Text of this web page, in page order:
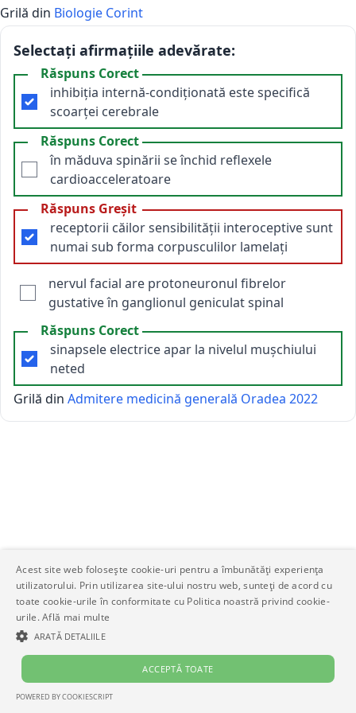
Grilă din Biologie Corint
Selectați afirmațiile adevărate:
Răspuns Corect
inhibiția internă-condiționată este specifică
scoarței cerebrale
Răspuns Corect
în măduva spinării se închid reflexele
cardioacceleratoare
Răspuns Greșit
receptorii căilor sensibilității interoceptive sunt
numai sub forma corpusculilor lamelați
nervul facial are protoneuronul fibrelor
gustative în ganglionul geniculat spinal
Răspuns Corect
sinapsele electrice apar la nivelul mușchiului
neted
Grilă din Admitere medicină generală Oradea 2022
Acest site web folosește cookie-uri pentru a îmbunătăți experiența
utilizatorului. Prin utilizarea site-ului nostru web, sunteți de acord cu
toate cookie-urile în conformitate cu Politica noastră privind cookie-
urile.Află mai multe
ARATĂ DETALIILE
ACCEPTĂ TOATE
STRICT NECESARE
POWERED BY COOKIESCRIPT